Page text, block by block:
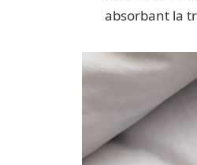
absorbant la